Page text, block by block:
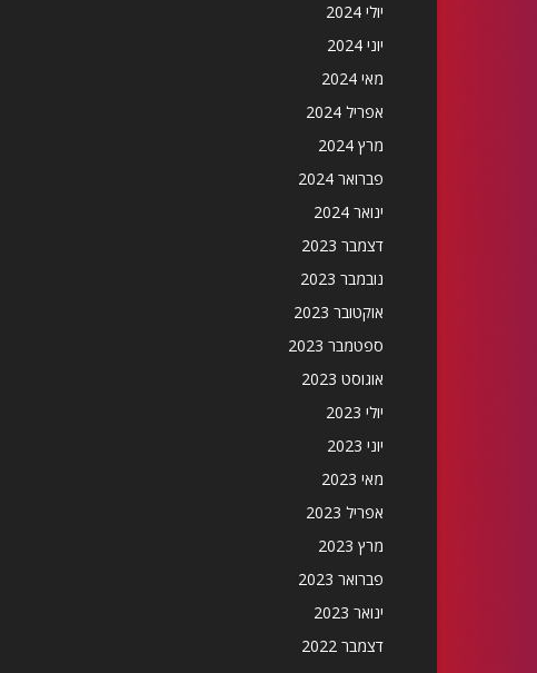
יולי 2024
יוני 2024
מאי 2024
אפריל 2024
מרץ 2024
פברואר 2024
ינואר 2024
דצמבר 2023
נובמבר 2023
אוקטובר 2023
ספטמבר 2023
אוגוסט 2023
יולי 2023
יוני 2023
מאי 2023
אפריל 2023
מרץ 2023
פברואר 2023
ינואר 2023
דצמבר 2022